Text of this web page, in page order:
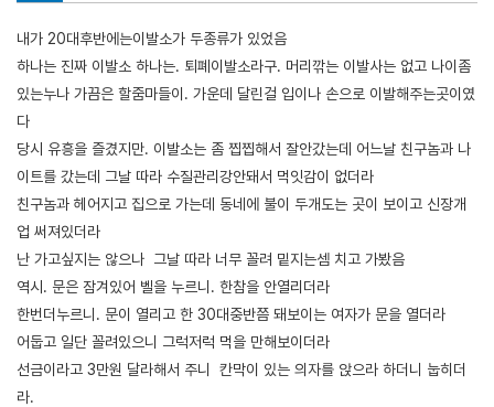
내가 20대후반에는이발소가 두종류가 있었음
하나는 진짜 이발소 하나는. 퇴폐이발소라구. 머리깎는 이발사는 없고 나이좀
있는누나 가끔은 할줌마들이. 가운데 달린걸 입이나 손으로 이발해주는곳이였
다
당시 유흥을 즐겼지만. 이발소는 좀 찝찝해서 잘안갔는데 어느날 친구놈과 나
이트를 갔는데 그날 따라 수질관리강안돼서 먹잇감이 없더라
친구놈과 헤어지고 집으로 가는데 동네에 불이 두개도는 곳이 보이고 신장개
업 써져있더라
난 가고싶지는 않으나 그날 따라 너무 꼴려 밑지는셈 치고 가봤음
역시. 문은 잠겨있어 벨을 누르니. 한참을 안열리더라
한번더누르니. 문이 열리고 한 30대중반쯤 돼보이는 여자가 문을 열더라
어둡고 일단 꼴려있으니 그럭저럭 먹을 만해보이더라
선금이라고 3만원 달라해서 주니 칸막이 있는 의자를 앉으라 하더니 눕히더
라.